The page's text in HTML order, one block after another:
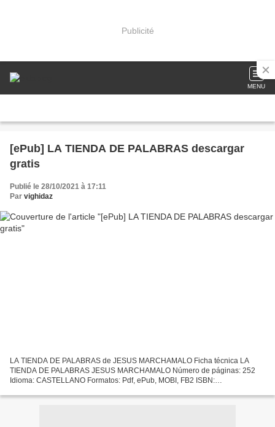
Publicité
MENU
[ePub] LA TIENDA DE PALABRAS descargar
gratis
Publié le 28/10/2021 à 17:11
Par vighidaz
LA TIENDA DE PALABRAS de JESUS MARCHAMALO Ficha técnica LA
TIENDA DE PALABRAS JESUS MARCHAMALO Número de páginas: 252
Idioma: CASTELLANO Formatos: Pdf, ePub, MOBI, FB2 ISBN:
gratis...